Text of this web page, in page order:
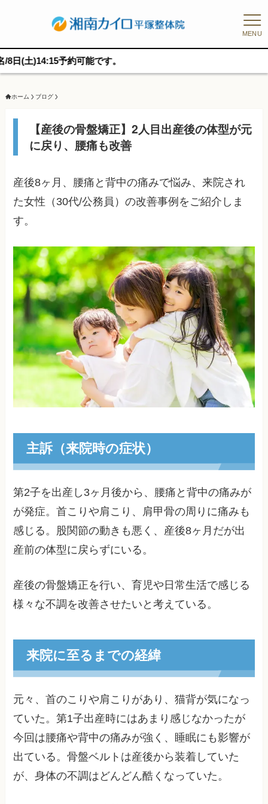
MENU
予約可能です。
ホーム ブログ
【産後の骨盤矯正】2人目出産後の体型が元
に戻り、腰痛も改善
産後8ヶ月、腰痛と背中の痛みで悩み、来院され
た女性（30代/公務員）の改善事例をご紹介しま
す。
主訴（来院時の症状）
第2子を出産し3ヶ月後から、腰痛と背中の痛みが
が発症。首こりや肩こり、肩甲骨の周りに痛みも
感じる。股関節の動きも悪く、産後8ヶ月だが出
産前の体型に戻らずにいる。
産後の骨盤矯正を行い、育児や日常生活で感じる
様々な不調を改善させたいと考えている。
来院に至るまでの経緯
元々、首のこりや肩こりがあり、猫背が気になっ
ていた。第1子出産時にはあまり感じなかったが
今回は腰痛や背中の痛みが強く、睡眠にも影響が
出ている。骨盤ベルトは産後から装着していた
が、身体の不調はどんどん酷くなっていた。